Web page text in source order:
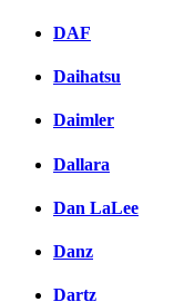
DAF
Daihatsu
Daimler
Dallara
Dan LaLee
Danz
Dartz